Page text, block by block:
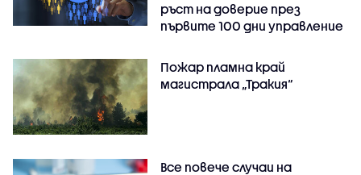
ръст на доверие през
първите 100 дни управление
Пожар пламна край
магистрала „Тракия“
Все повече случаи на